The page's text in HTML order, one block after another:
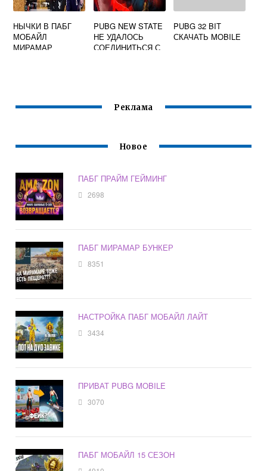
НЫЧКИ В ПАБГ
МОБАЙЛ
МИРАМАР
PUBG NEW STATE
НЕ УДАЛОСЬ
СОЕДИНИТЬСЯ С
PUBG 32 BIT
СКАЧАТЬ MOBILE
Реклама
Новое
ПАБГ ПРАЙМ ГЕЙМИНГ
2698
ПАБГ МИРАМАР БУНКЕР
8351
НАСТРОЙКА ПАБГ МОБАЙЛ ЛАЙТ
3434
ПРИВАТ PUBG MOBILE
3070
ПАБГ МОБАЙЛ 15 СЕЗОН